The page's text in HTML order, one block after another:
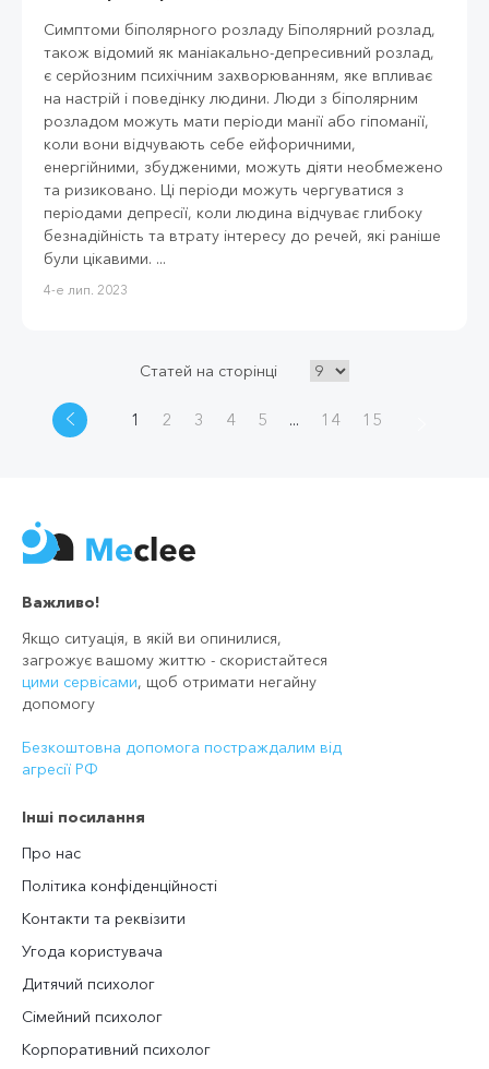
Симптоми біполярного розладу Біполярний розлад,
також відомий як маніакально-депресивний розлад,
є серйозним психічним захворюванням, яке впливає
на настрій і поведінку людини. Люди з біполярним
розладом можуть мати періоди манії або гіпоманії,
коли вони відчувають себе ейфоричними,
енергійними, збудженими, можуть діяти необмежено
та ризиковано. Ці періоди можуть чергуватися з
періодами депресії, коли людина відчуває глибоку
безнадійність та втрату інтересу до речей, які раніше
були цікавими. ...
4-е лип. 2023
Статей на сторінці
1 2 3 4 5 ... 14 15
Важливо!
Якщо ситуація, в якій ви опинилися,
загрожує вашому життю - скористайтеся
цими сервісами, щоб отримати негайну
допомогу
Безкоштовна допомога постраждалим від
агресії РФ
Інші посилання
Про нас
Політика конфіденційності
Контакти та реквізити
Угода користувача
Дитячий психолог
Сімейний психолог
Корпоративний психолог